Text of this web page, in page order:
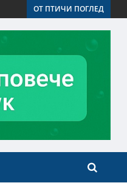
ОТ ПТИЧИ ПОГЛЕД